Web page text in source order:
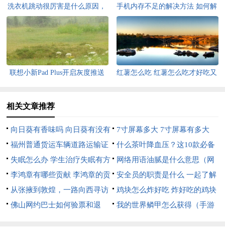
洗衣机跳动很厉害是什么原因，
洗衣机跳动很厉害是什么原因呢
手机内存不足的解决方法 如何解
决手机内存不足
联想小新Pad Plus开启灰度推送
红薯怎么吃 红薯怎么吃才好吃又
相关文章推荐
向日葵有香味吗 向日葵有没有
香味呢
7寸屏幕多大 7寸屏幕有多大
福州普通货运车辆道路运输证
年审指南
什么茶叶降血压？这10款必备
什么茶叶降血压?这10款必备药
材
失眠怎么办 学生治疗失眠有方
法
网络用语油腻是什么意思（网
络用语油腻腻的意思）
李鸿章有哪些贡献 李鸿章的贡
献有什么
安全员的职责是什么 一起了解
一下
从张掖到敦煌，一路向西寻访
丝路古踪
鸡块怎么炸好吃 炸好吃的鸡块
的做法
佛山网约巴士如何验票和退
我的世界鳞甲怎么获得（手游